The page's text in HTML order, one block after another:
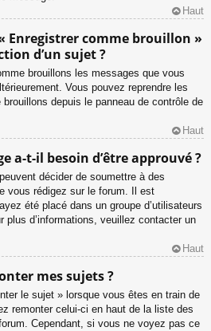
Haut
Enregistrer comme brouillon »
d’un sujet ?
brouillons les messages que vous
Vous pouvez reprendre les
depuis le panneau de contrôle de
Haut
a-t-il besoin d’être approuvé ?
décider de soumettre à des
vous rédigez sur le forum. Il est
été placé dans un groupe d’utilisateurs
plus d’informations, veuillez contacter un
Haut
mes sujets ?
le sujet » lorsque vous êtes en train de
remonter celui-ci en haut de la liste des
Cependant, si vous ne voyez pas ce